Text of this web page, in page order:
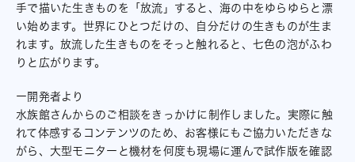
手で描いた生きものを「放流」すると、海の中をゆらゆらと漂
い始めます。世界にひとつだけの、自分だけの生きものが生ま
れます。放流した生きものをそっと触れると、七色の泡がふわ
りと広がります。
ー開発者より
水族館さんからのご相談をきっかけに制作しました。実際に触
れて体感するコンテンツのため、お客様にもご協力いただきな
がら、大型モニターと機材を何度も現場に運んで試作版を確認